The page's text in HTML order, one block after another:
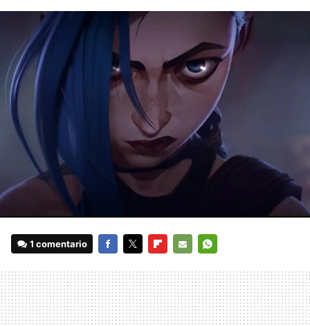
1 comentario
MAIL